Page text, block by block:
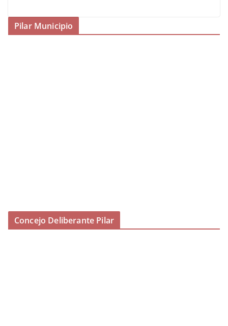
Pilar Municipio
Concejo Deliberante Pilar